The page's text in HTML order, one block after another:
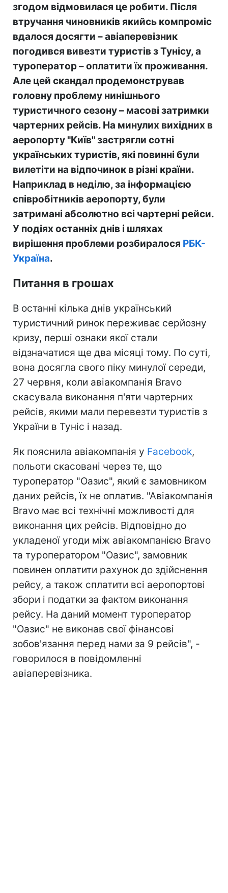
згодом відмовилася це робити. Після
втручання чиновників якийсь компроміс
вдалося досягти – авіаперевізник
погодився вивезти туристів з Тунісу, а
туроператор – оплатити їх проживання.
Але цей скандал продемонстрував
головну проблему нинішнього
туристичного сезону – масові затримки
чартерних рейсів. На минулих вихідних в
аеропорту "Київ" застрягли сотні
українських туристів, які повинні були
вилетіти на відпочинок в різні країни.
Наприклад в неділю, за інформацією
співробітників аеропорту, були
затримані абсолютно всі чартерні рейси.
У подіях останніх днів і шляхах
вирішення проблеми розбиралося РБК-
Україна.
Питання в грошах
В останні кілька днів український
туристичний ринок переживає серйозну
кризу, перші ознаки якої стали
відзначатися ще два місяці тому. По суті,
вона досягла свого піку минулої середи,
27 червня, коли авіакомпанія Bravo
скасувала виконання п'яти чартерних
рейсів, якими мали перевезти туристів з
України в Туніс і назад.
Як пояснила авіакомпанія у Facebook,
польоти скасовані через те, що
туроператор "Оазис", який є замовником
даних рейсів, їх не оплатив. "Авіакомпанія
Bravo має всі технічні можливості для
виконання цих рейсів. Відповідно до
укладеної угоди між авіакомпанією Bravo
та туроператором "Оазис", замовник
повинен оплатити рахунок до здійснення
рейсу, а також сплатити всі аеропортові
збори і податки за фактом виконання
рейсу. На даний момент туроператор
"Оазис" не виконав свої фінансові
зобов'язання перед нами за 9 рейсів", -
говорилося в повідомленні
авіаперевізника.